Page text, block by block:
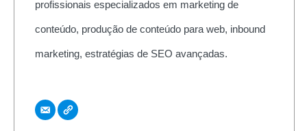
profissionais especializados em marketing de
conteúdo, produção de conteúdo para web, inbound
marketing, estratégias de SEO avançadas.